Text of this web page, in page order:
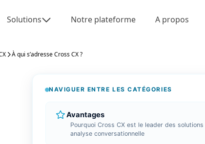
Solutions Notre plateforme A propos
À qui s’adresse Cross CX ?
NAVIGUER ENTRE LES CATÉGORIES
Avantages
Pourquoi Cross CX est le leader des solutions
analyse conversationnelle